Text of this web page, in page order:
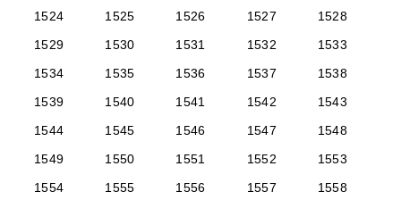
1524
1525 1526 1527
1528
1529
1530 1531 1532
1533
1534
1535 1536 1537
1538
1539
1540 1541 1542
1543
1544
1545 1546 1547
1548
1549
1550 1551 1552
1553
1554
1555 1556 1557
1558